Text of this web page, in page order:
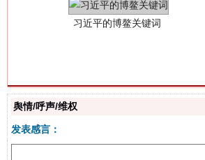
舆情/呼声/维权
发表感言：